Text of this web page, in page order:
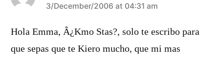
says:
3/December/2006 at 04:31 am
Hola Emma, Â¿Kmo Stas?, solo te escribo para
que sepas que te Kiero mucho, que mi mas